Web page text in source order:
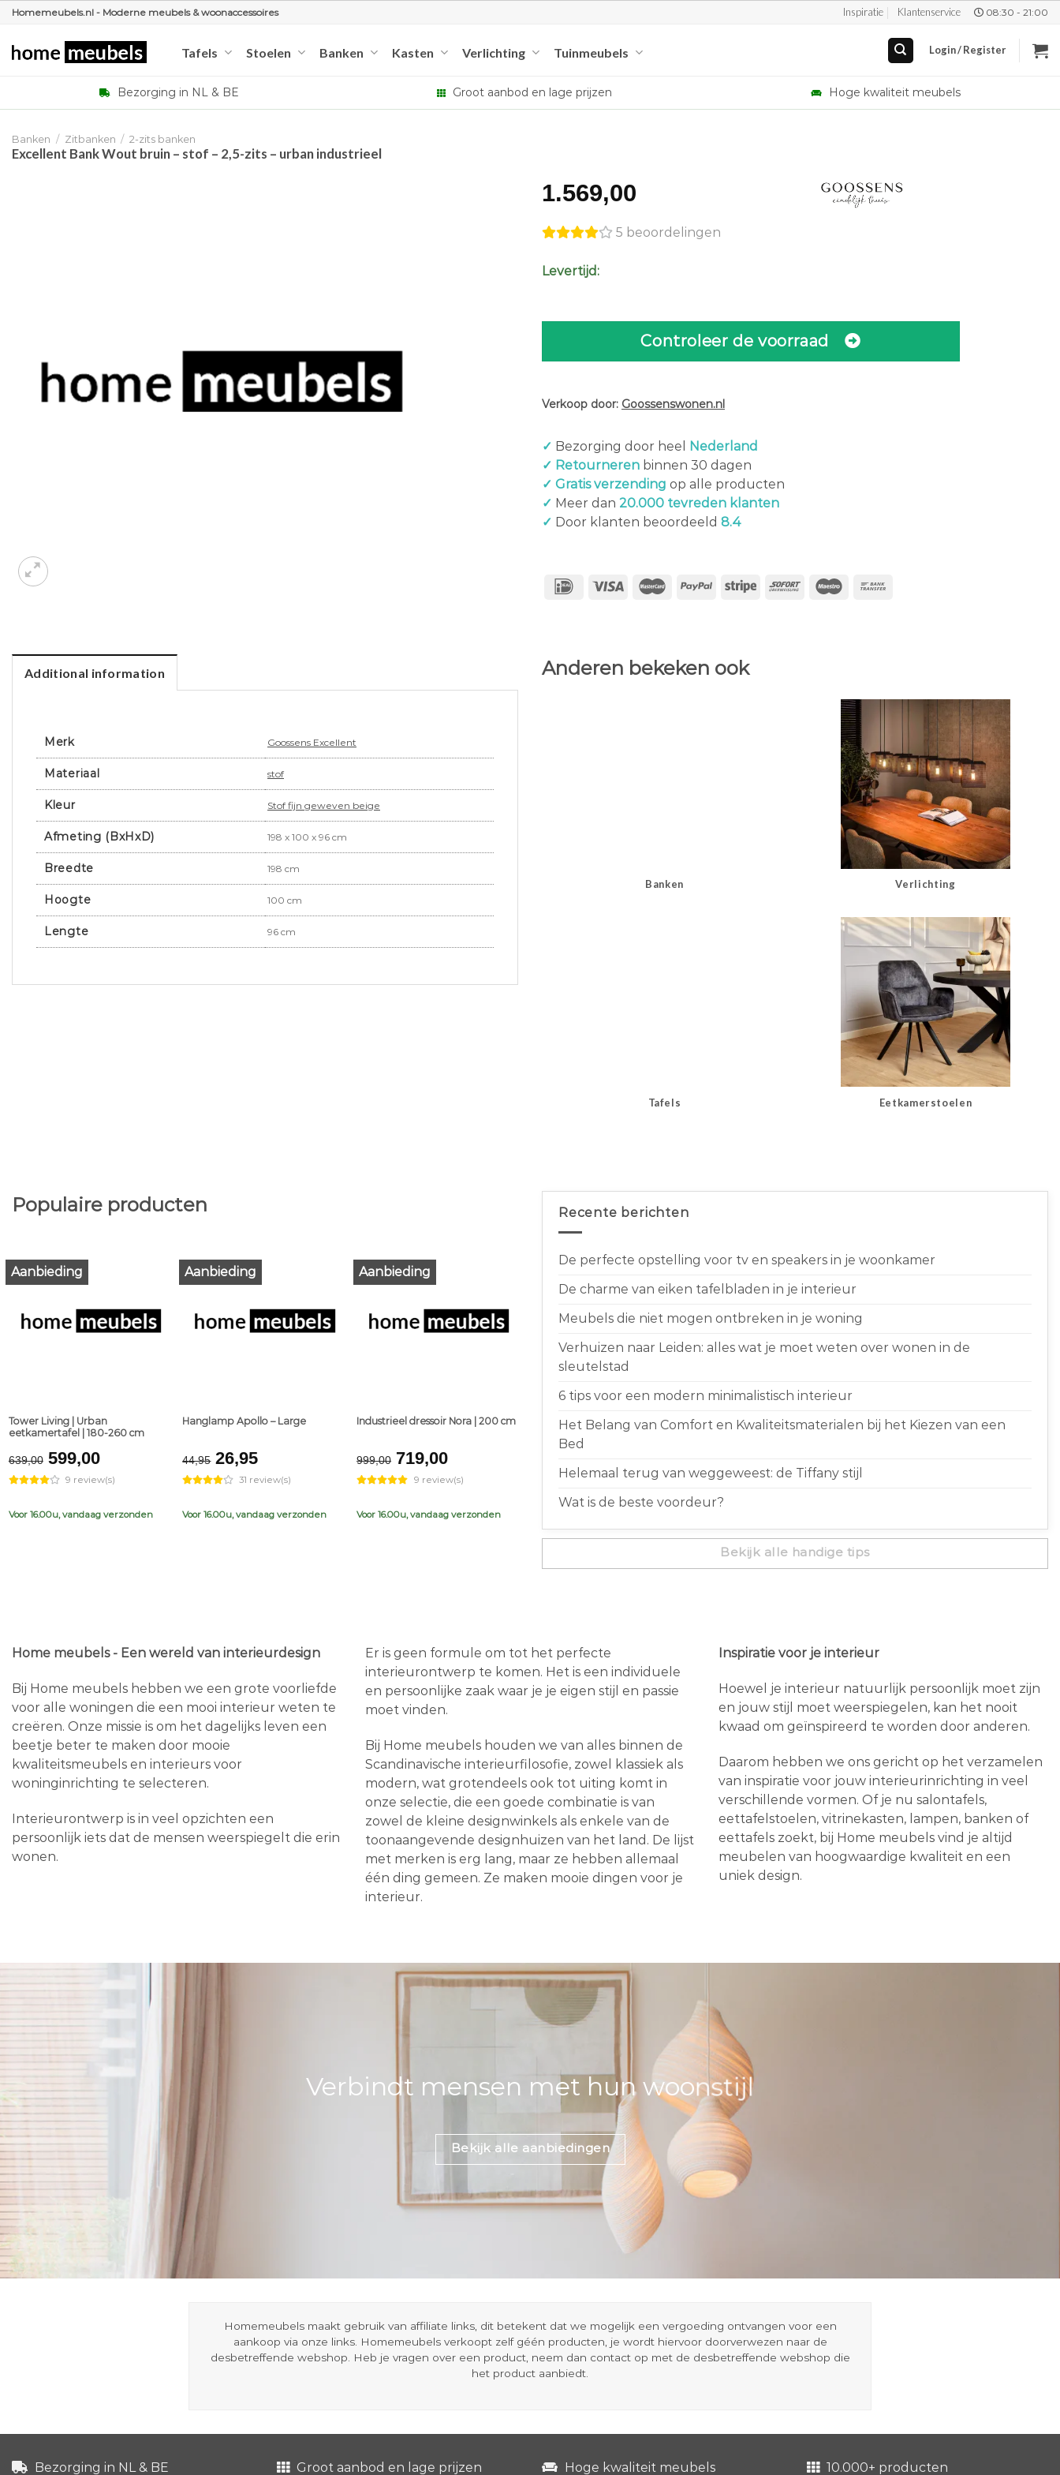
Ga
inhoud
Homemeubels.nl - Moderne meubels & woonaccessoires Inspiratie Klantenservice 08:30 - 21:00
Tafels Stoelen Banken Kasten Verlichting Tuinmeubels Login / Register
Bezorging in NL & BE Groot aanbod en lage prijzen Hoge kwaliteit meubels
Banken / Zitbanken / 2-zits banken
Excellent Bank Wout bruin – stof – 2,5-zits – urban industrieel
1.569,00
5 beoordelingen
Levertijd:
Controleer de voorraad
Verkoop door: Goossenswonen.nl
✓ Bezorging door heel
Nederland
✓ Retourneren binnen 30 dagen
✓ Gratis verzending op alle producten
✓ Meer dan 20.000 tevreden klanten
✓ Door klanten beoordeeld 8.4
Additional information
Merk Goossens Excellent
Materiaal stof
Kleur Stof fijn geweven beige
Afmeting (BxHxD) 198 x 100 x 96 cm
Breedte 198 cm
Hoogte 100 cm
Lengte 96 cm
Anderen bekeken ook
Banken Verlichting
Tafels Eetkamerstoelen
Populaire producten
Aanbieding
Tower Living | Urban
eetkamertafel | 180-260 cm
639,00 Original
price
was:
€639,00.
599,00Current
price
is:
€599,00.
9 review(s)
Voor 16.00u, vandaag verzonden
Aanbieding
Hanglamp Apollo – Large
44,95 Original
price
was:
€44,95.
26,95Current
price
is:
€26,95.
31 review(s)
Voor 16.00u, vandaag verzonden
Aanbieding
Industrieel dressoir Nora | 200 cm
999,00 Original
price
was:
€999,00.
719,00Current
price
is:
€719,00.
9 review(s)
Voor 16.00u, vandaag verzonden
Recente berichten
De perfecte opstelling voor tv en speakers in je woonkamer
De charme van eiken tafelbladen in je interieur
Meubels die niet mogen ontbreken in je woning
Verhuizen naar Leiden: alles wat je moet weten over wonen in de
sleutelstad
6 tips voor een modern minimalistisch interieur
Het Belang van Comfort en Kwaliteitsmaterialen bij het Kiezen van een
Bed
Helemaal terug van weggeweest: de Tiffany stijl
Wat is de beste voordeur?
Bekijk alle handige tips
Home meubels - Een wereld van interieurdesign
Bij Home meubels hebben we een grote voorliefde
voor alle woningen die een mooi interieur weten te
creëren. Onze missie is om het dagelijks leven een
beetje beter te maken door mooie
kwaliteitsmeubels en interieurs voor
woninginrichting te selecteren.
Interieurontwerp is in veel opzichten een
persoonlijk iets dat de mensen weerspiegelt die erin
wonen.
Er is geen formule om tot het perfecte
interieurontwerp te komen. Het is een individuele
en persoonlijke zaak waar je je eigen stijl en passie
moet vinden.
Bij Home meubels houden we van alles binnen de
Scandinavische interieurfilosofie, zowel klassiek als
modern, wat grotendeels ook tot uiting komt in
onze selectie, die een goede combinatie is van
zowel de kleine designwinkels als enkele van de
toonaangevende designhuizen van het land. De lijst
met merken is erg lang, maar ze hebben allemaal
één ding gemeen. Ze maken mooie dingen voor je
interieur.
Inspiratie voor je interieur
Hoewel je interieur natuurlijk persoonlijk moet zijn
en jouw stijl moet weerspiegelen, kan het nooit
kwaad om geïnspireerd te worden door anderen.
Daarom hebben we ons gericht op het verzamelen
van inspiratie voor jouw interieurinrichting in veel
verschillende vormen. Of je nu salontafels,
eettafelstoelen, vitrinekasten, lampen, banken of
eettafels zoekt, bij Home meubels vind je altijd
meubelen van hoogwaardige kwaliteit en een
uniek design.
Verbindt mensen met hun woonstijl
Bekijk alle aanbiedingen
Homemeubels maakt gebruik van affiliate links, dit betekent dat we mogelijk een vergoeding ontvangen voor een
aankoop via onze links. Homemeubels verkoopt zelf géén producten, je wordt hiervoor doorverwezen naar de
desbetreffende webshop. Heb je vragen over een product, neem dan contact op met de desbetreffende webshop die
het product aanbiedt.
Bezorging in NL & BE Groot aanbod en lage prijzen Hoge kwaliteit meubels 10.000+ producten